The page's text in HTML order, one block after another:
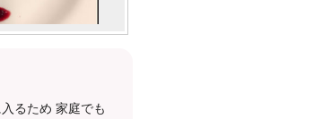
るため 家庭でも